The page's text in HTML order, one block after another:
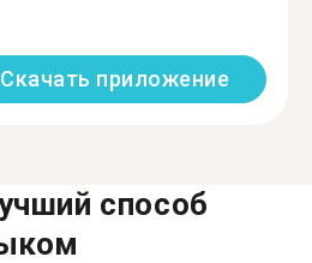
Скачать приложение
способ